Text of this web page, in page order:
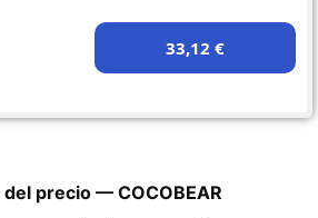
33,12 €
del precio — COCOBEAR